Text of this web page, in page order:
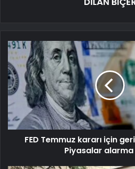
FED Temmuz kararı için
Piyasalar